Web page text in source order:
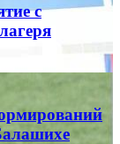
с